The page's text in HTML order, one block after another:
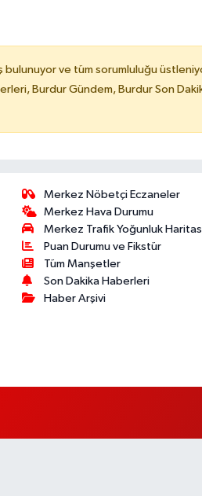
bulunuyor ve tüm sorumluluğu
Burdur Gündem, Burdur Son
Merkez Nöbetçi Eczaneler
Merkez Hava Durumu
Merkez Trafik Yoğunluk
Puan Durumu ve Fikstür
Tüm Manşetler
Son Dakika Haberleri
Haber Arşivi